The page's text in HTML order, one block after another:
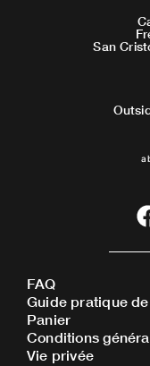
San
FAQ
Guide pratique
Panier
Conditions
Vie privée